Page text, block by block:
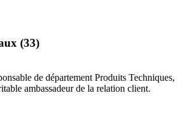
(33)
de département Produits Techniques,
ambassadeur de la relation client.